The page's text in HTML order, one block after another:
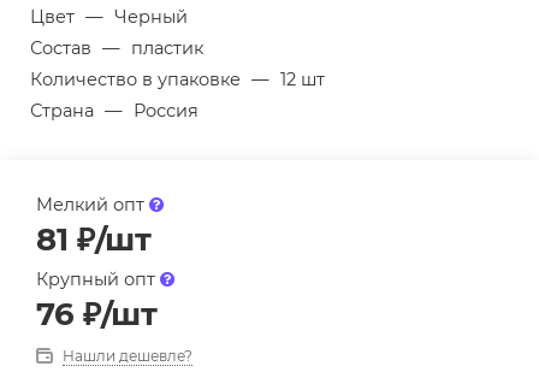
Цвет — Черный
Состав — пластик
Количество в упаковке — 12 шт
Страна — Россия
Мелкий опт
81 ₽/шт
Крупный опт
76 ₽/шт
Нашли дешевле?